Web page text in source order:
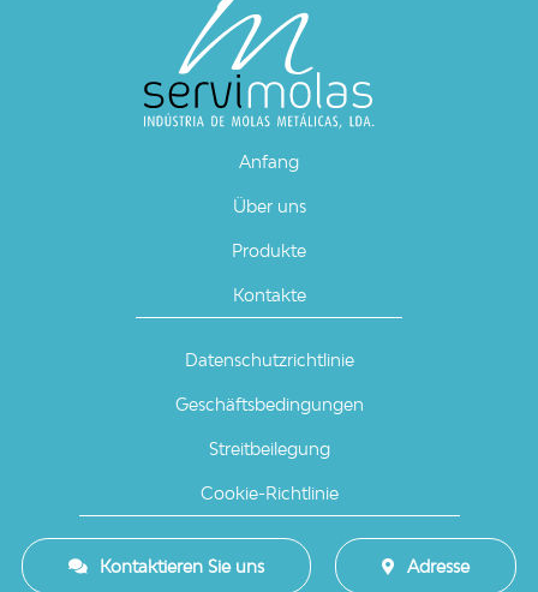
Anfang
Über uns
Produkte
Kontakte
Datenschutzrichtlinie
Geschäftsbedingungen
Streitbeilegung
Cookie-Richtlinie
Kontaktieren Sie uns Adresse